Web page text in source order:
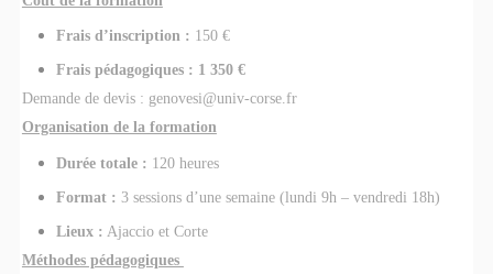
Frais d’inscription : 150 €
Frais pédagogiques : 1 350 €
Demande de devis : genovesi@univ-corse.fr
Organisation de la formation
Durée totale : 120 heures
Format : 3 sessions d’une semaine (lundi 9h – vendredi 18h)
Lieux : Ajaccio et Corte
Méthodes pédagogiques